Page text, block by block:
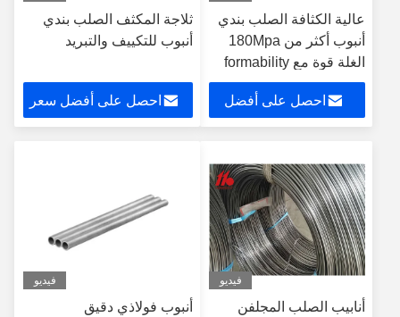
عالية الكثافة الصلب بندي
أنبوب أكثر من 180Mpa
الغلة قوة مع formability
ممتاز
احصل على أفضل
ثلاجة المكثف الصلب بندي
أنبوب للتكييف والتبريد
احصل على أفضل سعر
فيديو
أنابيب الصلب المجلفن
فيديو
أنبوب فولاذي دقيق